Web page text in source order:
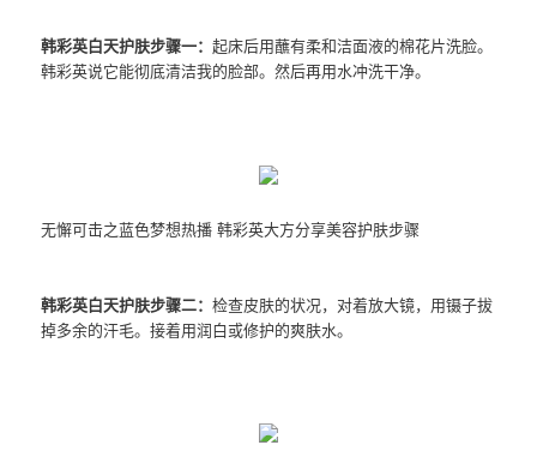
韩彩英白天护肤步骤一：起床后用蘸有柔和洁面液的棉花片洗脸。
韩彩英说它能彻底清洁我的脸部。然后再用水冲洗干净。
无懈可击之蓝色梦想热播 韩彩英大方分享美容护肤步骤
韩彩英白天护肤步骤二：检查皮肤的状况，对着放大镜，用镊子拔
掉多余的汗毛。接着用润白或修护的爽肤水。